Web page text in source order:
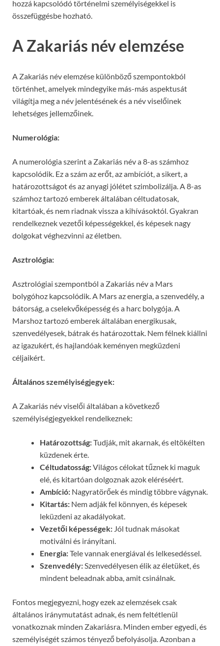
hozzá kapcsolódó történelmi személyiségekkel is
összefüggésbe hozható.
A Zakariás név elemzése
A Zakariás név elemzése különböző szempontokból
történhet, amelyek mindegyike más-más aspektusát
világítja meg a név jelentésének és a név viselőinek
lehetséges jellemzőinek.
Numerológia:
A numerológia szerint a Zakariás név a 8-as számhoz
kapcsolódik. Ez a szám az erőt, az ambíciót, a sikert, a
határozottságot és az anyagi jólétet szimbolizálja. A 8-as
számhoz tartozó emberek általában céltudatosak,
kitartóak, és nem riadnak vissza a kihívásoktól. Gyakran
rendelkeznek vezetői képességekkel, és képesek nagy
dolgokat véghezvinni az életben.
Asztrológia:
Asztrológiai szempontból a Zakariás név a Mars
bolygóhoz kapcsolódik. A Mars az energia, a szenvedély, a
bátorság, a cselekvőképesség és a harc bolygója. A
Marshoz tartozó emberek általában energikusak,
szenvedélyesek, bátrak és határozottak. Nem félnek kiállni
az igazukért, és hajlandóak keményen megküzdeni
céljaikért.
Általános személyiségjegyek:
A Zakariás név viselői általában a következő
személyiségjegyekkel rendelkeznek:
Határozottság:Tudják, mit akarnak, és eltökélten
küzdenek érte.
Céltudatosság:Világos célokat tűznek ki maguk
elé, és kitartóan dolgoznak azok eléréséért.
Ambíció: Nagyratörőek és mindig többre vágynak.
Kitartás: Nem adják fel könnyen, és képesek
leküzdeni az akadályokat.
Vezetői képességek: Jól tudnak másokat
motiválni és irányítani.
Energia:Tele vannak energiával és lelkesedéssel.
Szenvedély:Szenvedélyesen élik az életüket, és
mindent beleadnak abba, amit csinálnak.
Fontos megjegyezni, hogy ezek az elemzések csak
általános iránymutatást adnak, és nem feltétlenül
vonatkoznak minden Zakariásra. Minden ember egyedi, és
személyiségét számos tényező befolyásolja. Azonban a